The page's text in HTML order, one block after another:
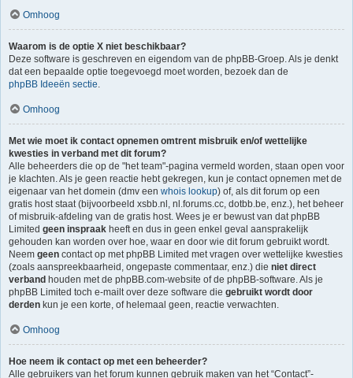
Omhoog
Waarom is de optie X niet beschikbaar?
Deze software is geschreven en eigendom van de phpBB-Groep. Als je denkt
dat een bepaalde optie toegevoegd moet worden, bezoek dan de
phpBB Ideeën sectie.
Omhoog
Met wie moet ik contact opnemen omtrent misbruik en/of wettelijke
kwesties in verband met dit forum?
Alle beheerders die op de "het team"-pagina vermeld worden, staan open voor
je klachten. Als je geen reactie hebt gekregen, kun je contact opnemen met de
eigenaar van het domein (dmv een whois lookup) of, als dit forum op een
gratis host staat (bijvoorbeeld xsbb.nl, nl.forums.cc, dotbb.be, enz.), het beheer
of misbruik-afdeling van de gratis host. Wees je er bewust van dat phpBB
Limited geen inspraak heeft en dus in geen enkel geval aansprakelijk
gehouden kan worden over hoe, waar en door wie dit forum gebruikt wordt.
Neem geen contact op met phpBB Limited met vragen over wettelijke kwesties
(zoals aanspreekbaarheid, ongepaste commentaar, enz.) die niet direct
verband houden met de phpBB.com-website of de phpBB-software. Als je
phpBB Limited toch e-mailt over deze software die gebruikt wordt door
derden kun je een korte, of helemaal geen, reactie verwachten.
Omhoog
Hoe neem ik contact op met een beheerder?
Alle gebruikers van het forum kunnen gebruik maken van het “Contact”-